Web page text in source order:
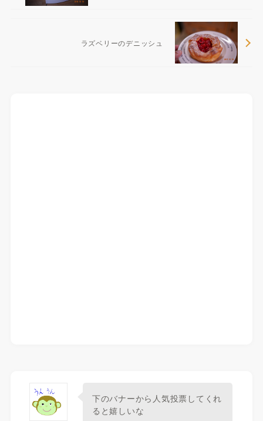
ラズベリーのデニッシュ
下のバナーから人気投票してくれ
ると嬉しいな